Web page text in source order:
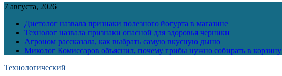
7 августа, 2026
Диетолог назвала признаки полезного йогурта в магазине
Технолог назвала признаки опасной для здоровья черники
Агроном рассказала, как выбрать самую вкусную дыню
Миколог Комиссаров объяснил, почему грибы нужно собирать в корзину
Технологический